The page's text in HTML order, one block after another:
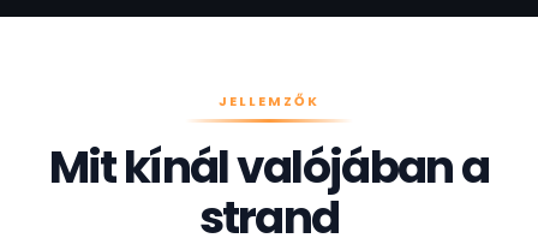
JELLEMZŐK
Mit kínál valójában a
strand